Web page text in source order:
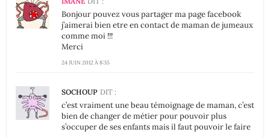
24 JUIN 2012 À 8:35
Bonjour pouvez vous partager ma page facebook
j’aimerai bien etre en contact de maman de jumeaux
comme moi !!!
Merci
SOCHOUP DIT :
c’est vraiment une beau témoignage de maman, c’est
bien de changer de métier pour pouvoir plus
s’occuper de ses enfants mais il faut pouvoir le faire